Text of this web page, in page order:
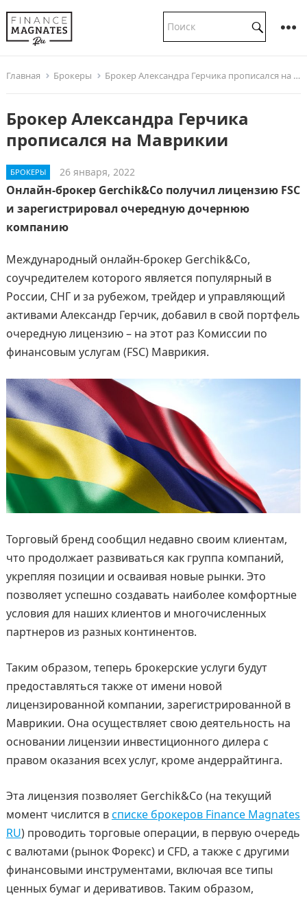
Главная Брокеры Брокер Александра Герчика прописался на Маврикии
Брокер Александра Герчика
прописался на Маврикии
БРОКЕРЫ 26 января, 2022
Онлайн-брокер Gerchik&Co получил лицензию FSC
и зарегистрировал очередную дочернюю
компанию
Международный онлайн-брокер Gerchik&Co,
соучредителем которого является популярный в
России, СНГ и за рубежом, трейдер и управляющий
активами Александр Герчик, добавил в свой портфель
очередную лицензию – на этот раз Комиссии по
финансовым услугам (FSC) Маврикия.
Торговый бренд сообщил недавно своим клиентам,
что продолжает развиваться как группа компаний,
укрепляя позиции и осваивая новые рынки. Это
позволяет успешно создавать наиболее комфортные
условия для наших клиентов и многочисленных
партнеров из разных континентов.
Таким образом, теперь брокерские услуги будут
предоставляться также от имени новой
лицензированной компании, зарегистрированной в
Маврикии. Она осуществляет свою деятельность на
основании лицензии инвестиционного дилера с
правом оказания всех услуг, кроме андеррайтинга.
Эта лицензия позволяет Gerchik&Co (на текущий
момент числится всписке брокеров Finance Magnates
RU) проводить торговые операции, в первую очередь
с валютами (рынок Форекс) и CFD, а также с другими
финансовыми инструментами, включая все типы
ценных бумаг и деривативов. Таким образом,